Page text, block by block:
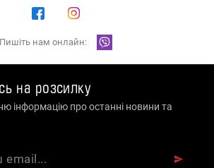
Пишіть нам онлайн:
на розсилку
інформацію про останні новини та